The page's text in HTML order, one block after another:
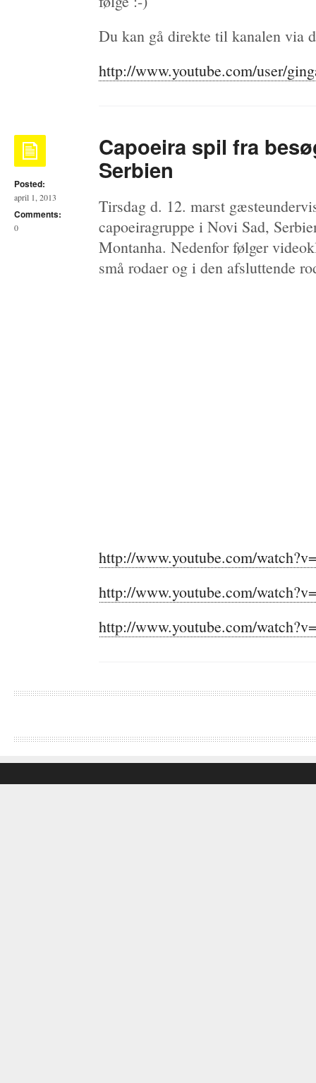
Du kan gå direkte til kanalen via
http://www.youtube.com/user/
Posted:
april 1, 2013
Comments:
0
Capoeira spil fra
Serbien
Tirsdag d. 12. marst
capoeiragruppe i Novi Sad,
Montanha. Nedenfor følger
små rodaer og i den afsluttende
http://www.youtube.com/
http://www.youtube.com/
http://www.youtube.com/